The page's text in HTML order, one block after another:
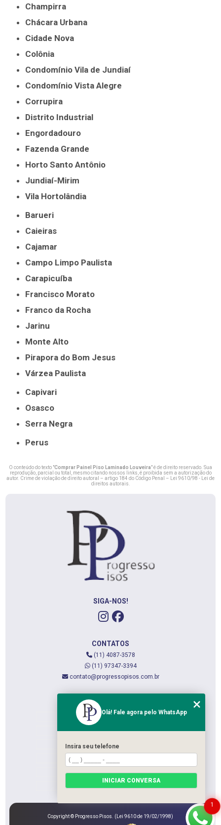
Champirra
Chácara Urbana
Cidade Nova
Colônia
Condomínio Vila de Jundiaí
Condomínio Vista Alegre
Corrupira
Distrito Industrial
Engordadouro
Fazenda Grande
Horto Santo Antônio
Jundiaí-Mirim
Vila Hortolândia
Barueri
Caieiras
Cajamar
Campo Limpo Paulista
Carapicuíba
Francisco Morato
Franco da Rocha
Jarinu
Monte Alto
Pirapora do Bom Jesus
Várzea Paulista
Capivari
Osasco
Serra Negra
Perus
O conteúdo do texto "Comprar Painel Piso Laminado Louveira" é de direito reservado. Sua
reprodução, parcial ou total, mesmo citando nossos links, é proibida sem a autorização do
autor. Crime de violação de direito autoral – artigo 184 do Código Penal –
Lei 9610/98 - Lei de
direitos autorais
SIGA-NOS!
CONTATOS
(11) 4087-3578
(11) 97347-3394
contato@progressopisos.com.br
QUEM SOMOS
SERVIÇOS
CATEGORIAS
Copyright © Progresso Pisos. (Lei 9610 de 19/02/1998)
1
Olá! Fale agora pelo WhatsApp
Insira seu telefone
INICIAR CONVERSA